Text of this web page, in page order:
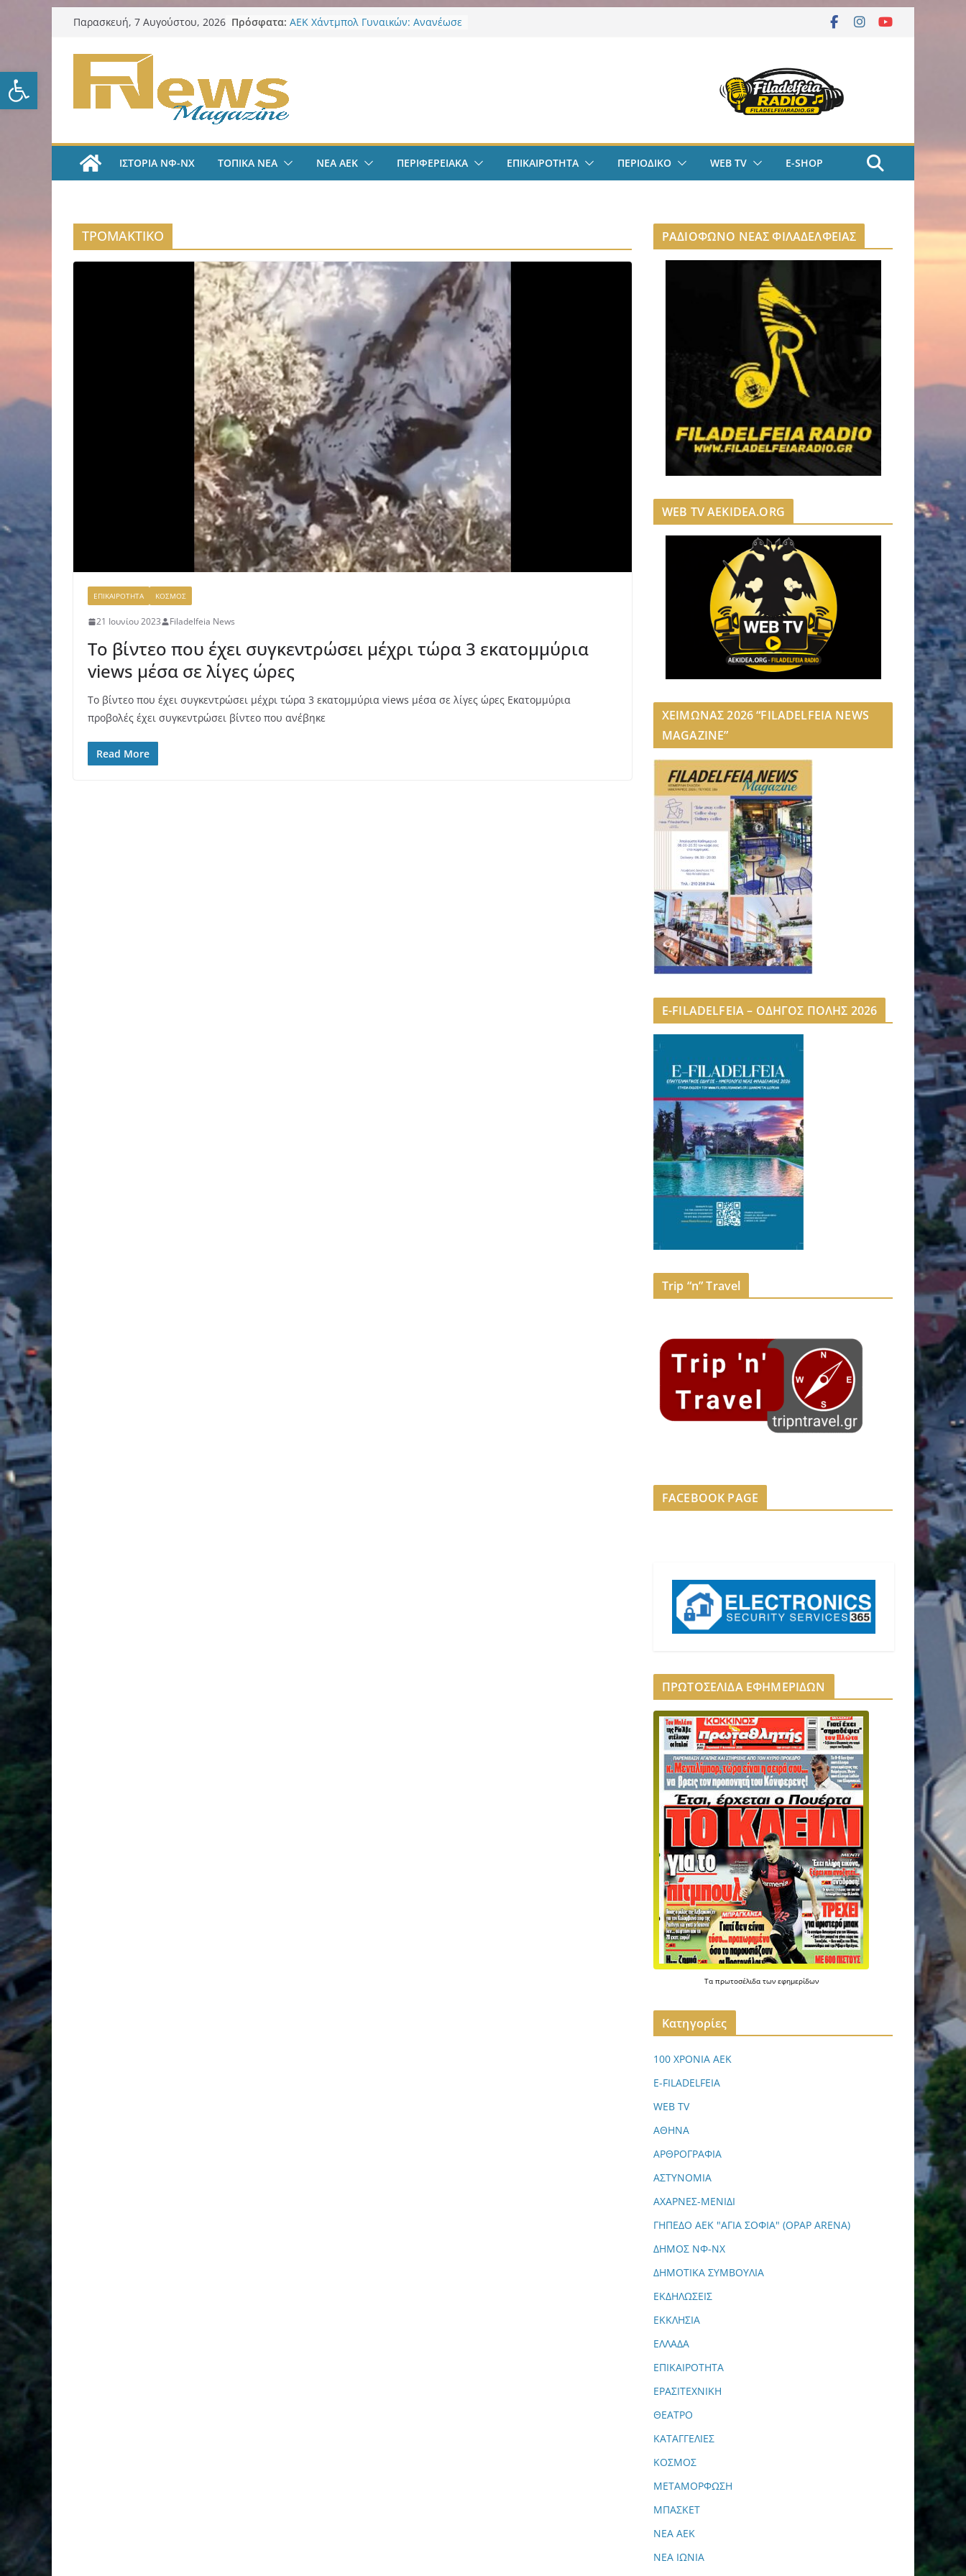
Ανοίξτε τη γραμμή εργαλείων
Μετάβαση
περιεχόμενο
Παρασκευή, 7 Αυγούστου, 2026 Πρόσφατα: ΑΕΚ Χάντμπολ Γυναικών: Ανανέωσε
Περιφέρεια Αττικής αποκτά ένα
από τα πρώτα ολοκληρωμένα
ΙΣΤΟΡΙΑ ΝΦ-ΝΧ ΤΟΠΙΚΑ ΝΕΑ ΝΕΑ ΑΕΚ ΠΕΡΙΦΕΡΕΙΑΚΑ ΕΠΙΚΑΙΡΟΤΗΤΑ ΠΕΡΙΟΔΙΚΟ WEB TV E-SHOP
ΤΡΟΜΑΚΤΙΚΟ
ΕΠΙΚΑΙΡΟΤΗΤΑ ΚΟΣΜΟΣ
21 Ιουνίου 2023 Filadelfeia News
Το βίντεο που έχει συγκεντρώσει μέχρι τώρα 3 εκατομμύρια
views μέσα σε λίγες ώρες
Το βίντεο που έχει συγκεντρώσει μέχρι τώρα 3 εκατομμύρια views μέσα σε λίγες ώρες Εκατομμύρια
προβολές έχει συγκεντρώσει βίντεο που ανέβηκε
Read More
ΡΑΔΙΟΦΩΝΟ ΝΕΑΣ ΦΙΛΑΔΕΛΦΕΙΑΣ
WEB TV AEKIDEA.ORG
ΧΕΙΜΩΝΑΣ 2026 “FILADELFEIA NEWS
MAGAZINE”
E-FILADELFEIA – ΟΔΗΓΟΣ ΠΟΛΗΣ 2026
Trip “n” Travel
FACEBOOK PAGE
ΠΡΩΤΟΣΕΛΙΔΑ ΕΦΗΜΕΡΙΔΩΝ
Τα πρωτοσέλιδα των εφημερίδων
Kατηγορίες
100 ΧΡΟΝΙΑ ΑΕΚ
E-FILADELFEIA
WEB TV
ΑΘΗΝΑ
ΑΡΘΡΟΓΡΑΦΙΑ
ΑΣΤΥΝΟΜΙΑ
ΑΧΑΡΝΕΣ-ΜΕΝΙΔΙ
ΓΗΠΕΔΟ ΑΕΚ "ΑΓΙΑ ΣΟΦΙΑ" (OPAP ARENA)
ΔΗΜΟΣ ΝΦ-ΝΧ
ΔΗΜΟΤΙΚΑ ΣΥΜΒΟΥΛΙΑ
ΕΚΔΗΛΩΣΕΙΣ
ΕΚΚΛΗΣΙΑ
ΕΛΛΑΔΑ
ΕΠΙΚΑΙΡΟΤΗΤΑ
ΕΡΑΣΙΤΕΧΝΙΚΗ
ΘΕΑΤΡΟ
ΚΑΤΑΓΓΕΛΙΕΣ
ΚΟΣΜΟΣ
ΜΕΤΑΜΟΡΦΩΣΗ
ΜΠΑΣΚΕΤ
ΝΕΑ ΑΕΚ
ΝΕΑ ΙΩΝΙΑ